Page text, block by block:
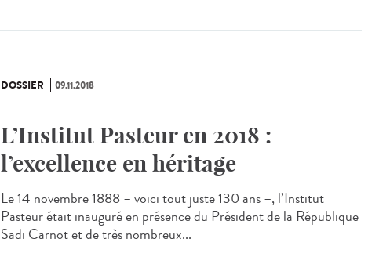
DOSSIER 09.11.2018
L’Institut Pasteur en 2018 :
l’excellence en héritage
Le 14 novembre 1888 – voici tout juste 130 ans –, l’Institut
Pasteur était inauguré en présence du Président de la République
Sadi Carnot et de très nombreux...